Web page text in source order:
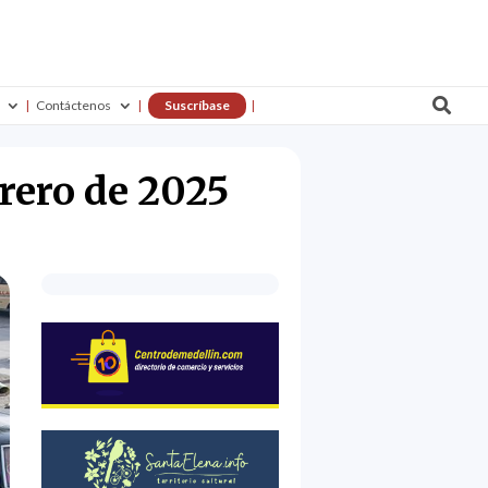
Contáctenos Suscríbase 
de 2025